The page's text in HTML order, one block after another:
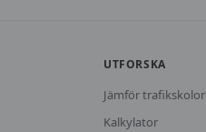
UTFORSKA
Jämför trafikskolor
Kalkylator